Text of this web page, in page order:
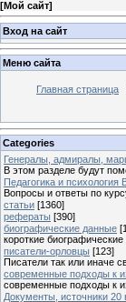
[Мой сайт]
Вход на сайт
Меню сайта
Главная страница
Categories
Генералы, адмиралы,
В этом разделе будут
Педагогика и
Вопросы и ответы по
статьи [1360]
рефераты [390]
биографические данные
короткие
писатели-орловцы [123]
Писатели так или иначе
современные подходы к
современные подходы к
Документы, источники 20